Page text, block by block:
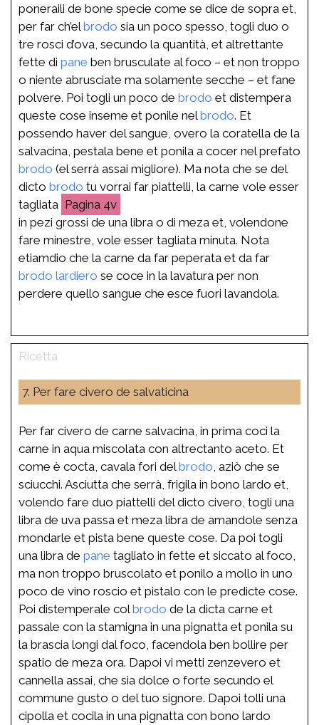
poneraili de bone specie come se dice de sopra et,
per far ch’elbrodo sia un poco spesso, togli duo o
tre rosci d’ova, secundo la quantità, et altrettante
fette di pane ben brusculate al foco – et non troppo
o niente abrusciate ma solamente secche – et fane
polvere. Poi togli un poco de brodo et distempera
queste cose inseme et ponile nelbrodo. Et
possendo haver del sangue, overo la coratella de la
salvacina, pestala bene et ponila a cocer nel prefato
brodo (el serrà assai migliore). Ma nota che se del
dicto brodo tu vorrai far piattelli, la carne vole esser
tagliata
4v
in pezi grossi de una libra o di meza et, volendone
fare minestre, vole esser tagliata minuta. Nota
etiamdio che la carne da far peperata et da far
brodo lardiero se coce in la lavatura per non
perdere quello sangue che esce fuori lavandola.
7. Per fare civero de salvaticina
Per far civero de carne salvacina, in prima coci la
carne in aqua miscolata con altrectanto aceto. Et
come è cocta, cavala fori delbrodo , aziò che se
sciucchi. Asciutta che serrà, frigila in bono lardo et,
volendo fare duo piattelli del dicto civero, togli una
libra de uva passa et meza libra de amandole senza
mondarle et pista bene queste cose. Da poi togli
una libra de pane tagliato in fette et siccato al foco,
ma non troppo bruscolato et ponilo a mollo in uno
poco de vino roscio et pistalo con le predicte cose.
Poi distemperale colbrodo de la dicta carne et
passale con la stamigna in una pignatta et ponila su
la brascia longi dal foco, facendola ben bollire per
spatio de meza ora. Dapoi vi metti zenzevero et
cannella assai, che sia dolce o forte secundo el
commune gusto o del tuo signore. Dapoi tolli una
cipolla et cocila in una pignatta con bono lardo